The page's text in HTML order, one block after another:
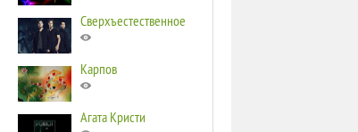
Сверхъестественное
Карпов
Агата Кристи